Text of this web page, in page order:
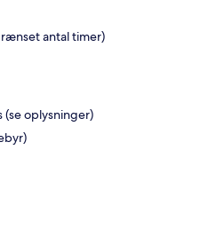
antal timer)
(se oplysninger)